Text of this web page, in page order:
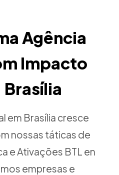
Agência
Impacto
em Brasília cresce
nossas táticas de
e Ativações BTL en
empresas e